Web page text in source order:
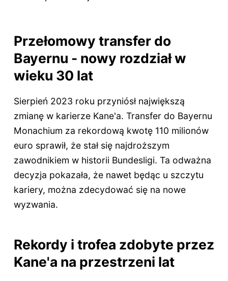
Przełomowy transfer do
Bayernu - nowy rozdział w
wieku 30 lat
Sierpień 2023 roku przyniósł największą
zmianę w karierze Kane'a. Transfer do Bayernu
Monachium za rekordową kwotę 110 milionów
euro sprawił, że stał się najdroższym
zawodnikiem w historii Bundesligi. Ta odważna
decyzja pokazała, że nawet będąc u szczytu
kariery, można zdecydować się na nowe
wyzwania.
Rekordy i trofea zdobyte przez
Kane'a na przestrzeni lat